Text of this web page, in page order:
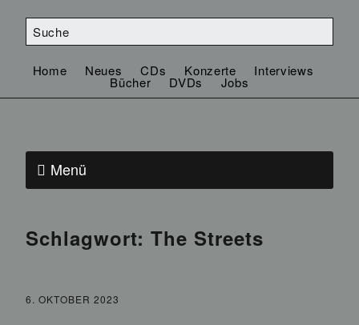
Home Neues CDs Konzerte Interviews
Bücher DVDs Jobs
Menü
Schlagwort: The Streets
6. OKTOBER 2023